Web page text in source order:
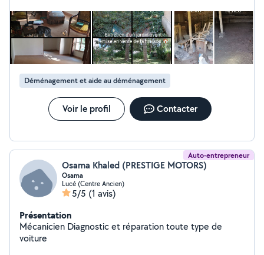
Déménagement et aide au déménagement
Voir le profil Contacter
Auto-entrepreneur
Osama Khaled (PRESTIGE MOTORS)
Osama
Lucé (Centre Ancien)
5/5 (1 avis)
Présentation
Mécanicien Diagnostic et réparation toute type de
voiture